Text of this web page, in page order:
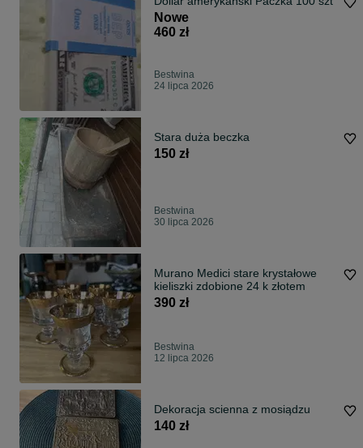
Nowe
460 zł
Bestwina
24 lipca 2026
Stara duża beczka
150 zł
Bestwina
30 lipca 2026
Murano Medici stare krystałowe
kieliszki zdobione 24 k złotem
390 zł
Bestwina
12 lipca 2026
Dekoracja scienna z mosiądzu
140 zł